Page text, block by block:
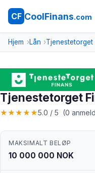
CF CoolFinans.com
Hjem Lån Tjenestetorget
Tjenestetorget
★★★★★5.0 / 5 (0
MAKSIMALT BELØP
10 000 000 NOK